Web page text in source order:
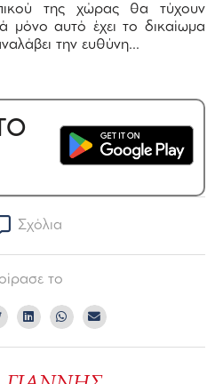
της χώρας θα τύχουν
μόνο αυτό έχει το δικαίωμα
την ευθύνη…
Σχόλια
το